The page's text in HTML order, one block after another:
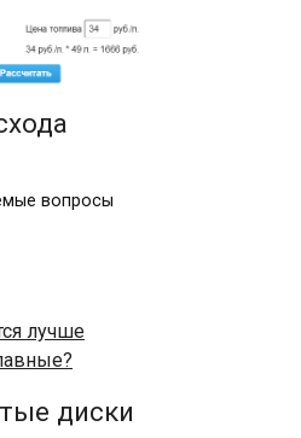
вопросы
диски